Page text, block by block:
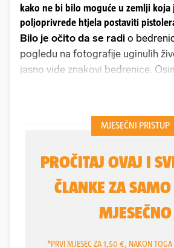
kako ne bi bilo moguće u zemlji koja
poljoprivrede htjela postaviti
Bilo je očito da se radi o
pogledu na fotografije uginulih
jasno vide znakovi bedrenice.
se i s razlogom moglo i trebalo